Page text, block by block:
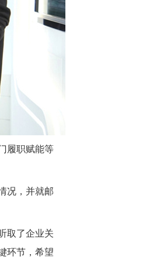
履职赋能等
况，并就邮
取了企业关
环节，希望